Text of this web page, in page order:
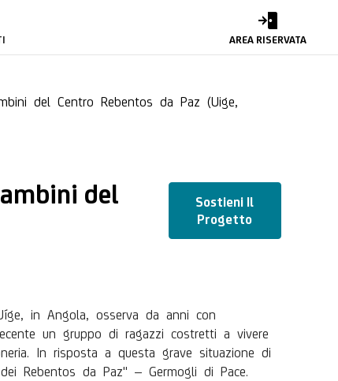
del CentroAREA RISERVATA
del Centro Rebentos da Paz (Uige,
del
Sostieni Il
Progetto
in Angola, osserva da anni con
un gruppo di ragazzi costretti a vivere
In risposta a questa grave situazione di
Rebentos da Paz" – Germogli di Pace.